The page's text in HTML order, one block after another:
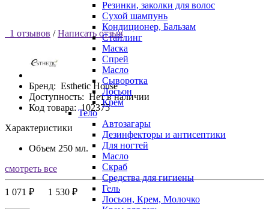
Резинки, заколки для волос
Сухой шампунь
Кондиционер, Бальзам
Стайлинг
Маска
Спрей
Масло
Сыворотка
Лосьон
Крем
Тело
Автозагары
Дезинфекторы и антисептики
Для ногтей
Масло
Скраб
Средства для гигиены
Гель
Лосьон, Крем, Молочко
1 отзывов / Написать отзыв
Бренд: Esthetic House
Доступность: Нет в наличии
Код товара: 102375
Характеристики
Объем 250 мл.
смотреть все
1 071 ₽ 1 530 ₽